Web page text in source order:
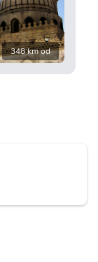
348 km od